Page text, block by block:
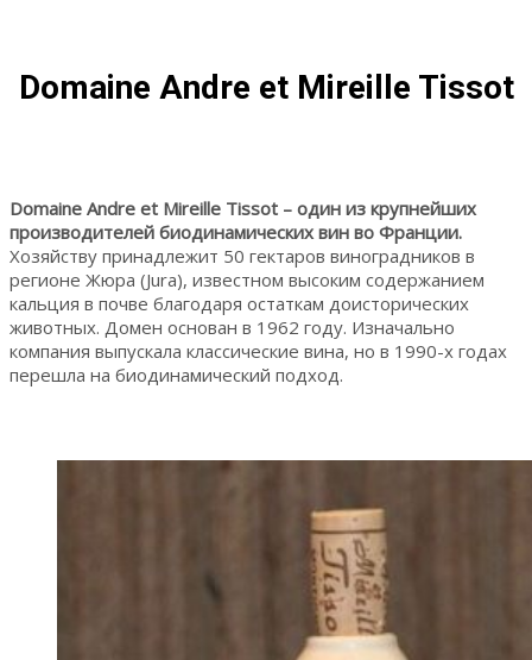
Domaine Andre et Mireille Tissot
Domaine Andre et Mireille Tissot – один из крупнейших
производителей биодинамических вин во Франции.
Хозяйству принадлежит 50 гектаров виноградников в
регионе Жюра (Jura), известном высоким содержанием
кальция в почве благодаря остаткам доисторических
животных. Домен основан в 1962 году. Изначально
компания выпускала классические вина, но в 1990-х годах
перешла на биодинамический подход.